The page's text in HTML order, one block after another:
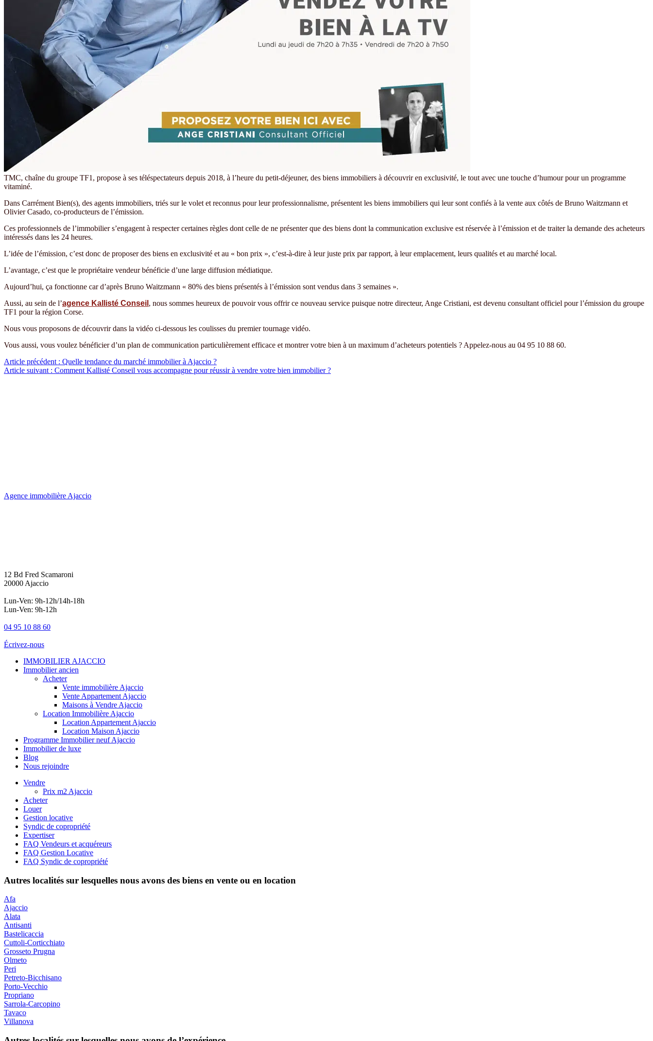
TMC, chaîne du groupe TF1, propose à ses téléspectateurs depuis 2018, à l’heure du petit-déjeuner, des biens immobiliers à découvrir en exclusivité, le tout avec une touche d’humour pour un programme
vitaminé.
Dans Carrément Bien(s), des agents immobiliers, triés sur le volet et reconnus pour leur professionnalisme, présentent les biens immobiliers qui leur sont confiés à la vente aux côtés de Bruno Waitzmann et
Olivier Casado, co-producteurs de l’émission.
Ces professionnels de l’immobilier s’engagent à respecter certaines règles dont celle de ne présenter que des biens dont la communication exclusive est réservée à l’émission et de traiter la demande des acheteurs
intéressés dans les 24 heures.
L’idée de l’émission, c’est donc de proposer des biens en exclusivité et au « bon prix », c’est-à-dire à leur juste prix par rapport, à leur emplacement, leurs qualités et au marché local.
L’avantage, c’est que le propriétaire vendeur bénéficie d’une large diffusion médiatique.
Aujourd’hui, ça fonctionne car d’après Bruno Waitzmann « 80% des biens présentés à l’émission sont vendus dans 3 semaines ».
Aussi, au sein de l’agence Kallisté Conseil , nous sommes heureux de pouvoir vous offrir ce nouveau service puisque notre directeur, Ange Cristiani, est devenu consultant officiel pour l’émission du groupe
TF1 pour la région Corse.
Nous vous proposons de découvrir dans la vidéo ci-dessous les coulisses du premier tournage vidéo.
Vous aussi, vous voulez bénéficier d’un plan de communication particulièrement efficace et montrer votre bien à un maximum d’acheteurs potentiels ? Appelez-nous au 04 95 10 88 60.
Navigation
de
Article précédent : Quelle tendance du marché immobilier à Ajaccio ?
Article suivant : Comment Kallisté Conseil vous accompagne pour réussir à vendre votre bien immobilier ?
Agence immobilière Ajaccio
12 Bd Fred Scamaroni
20000 Ajaccio
Lun-Ven: 9h-12h/14h-18h
Lun-Ven: 9h-12h
04 95 10 88 60
Écrivez-nous
IMMOBILIER AJACCIO
Immobilier ancien
Acheter
Vente immobilière Ajaccio
Vente Appartement Ajaccio
Maisons à Vendre Ajaccio
Location Immobilière Ajaccio
Location Appartement Ajaccio
Location Maison Ajaccio
Programme Immobilier neuf Ajaccio
Immobilier de luxe
Blog
Nous rejoindre
Vendre
Prix m2 Ajaccio
Acheter
Louer
Gestion locative
Syndic de copropriété
Expertiser
FAQ Vendeurs et acquéreurs
FAQ Gestion Locative
FAQ Syndic de copropriété
Autres localités sur lesquelles nous avons des biens en vente ou en location
Afa
Ajaccio
Alata
Antisanti
Bastelicaccia
Cuttoli-Corticchiato
Grosseto Prugna
Olmeto
Peri
Petreto-Bicchisano
Porto-Vecchio
Propriano
Sarrola-Carcopino
Tavaco
Villanova